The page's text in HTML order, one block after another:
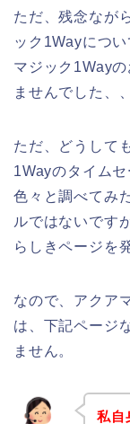
ただ、残念なが
ック1Wayにつ
マジック1Way
ませんでした、、
ただ、どうして
1Wayのタイム
色々と調べてみ
ルではないです
らしきページを
なので、アクア
は、下記ページ
ません。
私自